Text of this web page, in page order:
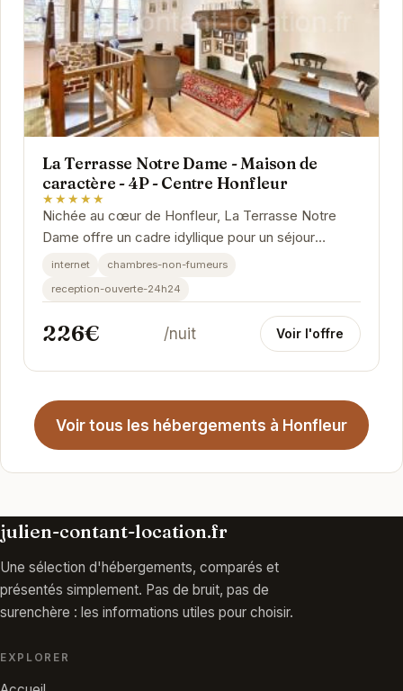
La Terrasse Notre Dame - Maison de
caractère - 4P - Centre Honfleur
★★★★★
Nichée au cœur de Honfleur, La Terrasse Notre
Dame offre un cadre idyllique pour un séjour
mémorable. Cette maison de caractère allie
internet
chambres-non-fumeurs
reception-ouverte-24h24
226€ /nuit Voir l'offre
Voir tous les hébergements à Honfleur
julien-contant-location.fr
Une sélection d'hébergements, comparés et
présentés simplement. Pas de bruit, pas de
surenchère : les informations utiles pour choisir.
EXPLORER